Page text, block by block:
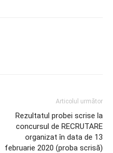
Articolul următor
Rezultatul probei scrise la
concursul de RECRUTARE
organizat în data de 13
februarie 2020 (proba scrisă)